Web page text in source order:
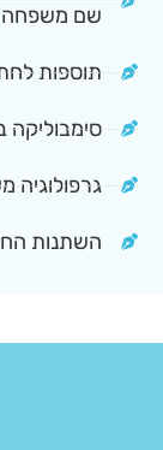
שם משפחה
תוספות
גרפולוגיה
השתנות